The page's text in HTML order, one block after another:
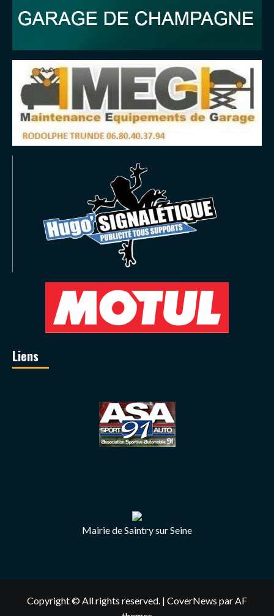
Liens
Mairie de Saintry sur Seine
Copyright © All rights reserved. | CoverNews par AF